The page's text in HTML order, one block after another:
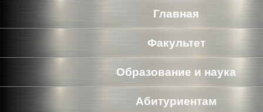
Главная
Факультет
Образование и наука
Абитуриентам